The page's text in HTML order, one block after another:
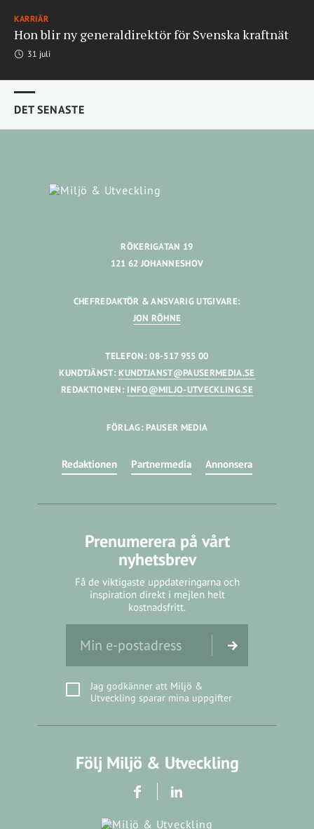
KARRIÄR
Hon blir ny generaldirektör för Svenska kraftnät
31 juli
DET SENASTE
RÖKERIGATAN 19
121 62 JOHANNESHOV
CHEFREDAKTÖR & ANSVARIG UTGIVARE:
JON RÖHNE
TELEFON: 08-517 955 00
KUNDTJÄNST: KUNDTJANST@PAUSERMEDIA.SE
REDAKTIONEN: INFO@MILJO-UTVECKLING.SE
FÖRLAG: PAUSER MEDIA
Redaktionen Partnermedia Annonsera
Prenumerera på vårt
nyhetsbrev
Få de viktigaste uppdateringarna och
inspiration direkt i mejlen helt
kostnadsfritt.
Jag godkänner att Miljö &
Utveckling sparar mina uppgifter
Följ Miljö & Utveckling